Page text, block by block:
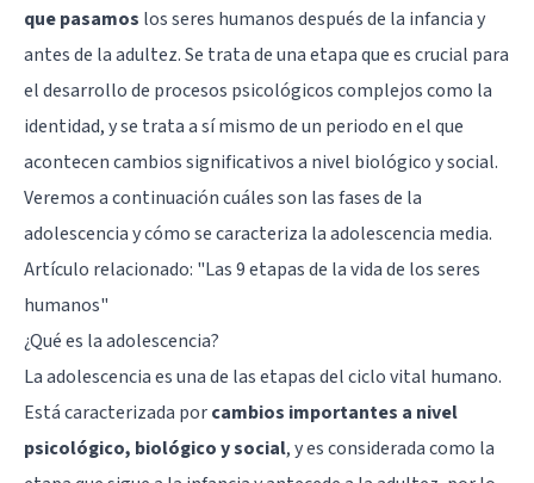
que pasamos los seres humanos después de la infancia y
antes de la adultez. Se trata de una etapa que es crucial para
el desarrollo de procesos psicológicos complejos como la
identidad, y se trata a sí mismo de un periodo en el que
acontecen cambios significativos a nivel biológico y social.
Veremos a continuación cuáles son las fases de la
adolescencia y cómo se caracteriza la adolescencia media.
Artículo relacionado: "Las 9 etapas de la vida de los seres
humanos"
¿Qué es la adolescencia?
La adolescencia es una de las etapas del ciclo vital humano.
Está caracterizada porcambios importantes a nivel
psicológico, biológico y social, y es considerada como la